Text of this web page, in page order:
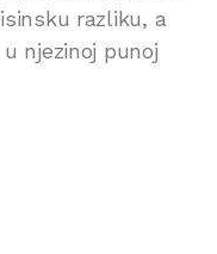
razliku, a
njezinoj punoj